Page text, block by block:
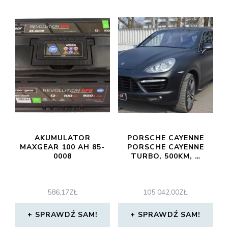
AKUMULATOR
MAXGEAR 100 AH 85-
0008
586,17ZŁ
SPRAWDŹ SAM!
PORSCHE CAYENNE
PORSCHE CAYENNE
TURBO, 500KM, …
105 042,00ZŁ
SPRAWDŹ SAM!